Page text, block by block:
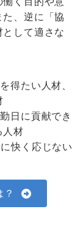
、逆に「協
して適さな
得たい人材、
日に貢献でき
人材
快く応じない